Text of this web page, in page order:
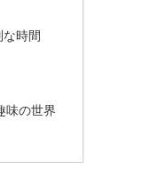
時間
味の世界